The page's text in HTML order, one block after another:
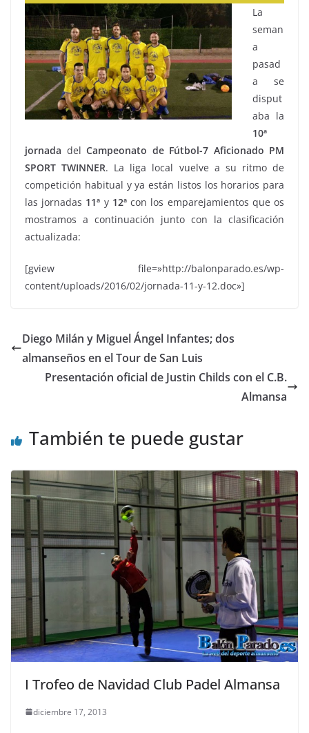
La
seman
a
pasad
a se
disput
aba la
10ª
jornada del Campeonato de Fútbol-7 Aficionado PM
SPORT TWINNER. La liga local vuelve a su ritmo de
competición habitual y ya están listos los horarios para
las jornadas 11ª y 12ªcon los emparejamientos que os
mostramos a continuación junto con la clasificación
actualizada:
[gview file=»http://balonparado.es/wp-
content/uploads/2016/02/jornada-11-y-12.doc»]
Diego Milán y Miguel Ángel Infantes; dos
almanseños en el Tour de San Luis
Presentación oficial de Justin Childs con el C.B.
Almansa
También te puede gustar
I Trofeo de Navidad Club Padel Almansa
diciembre 17, 2013